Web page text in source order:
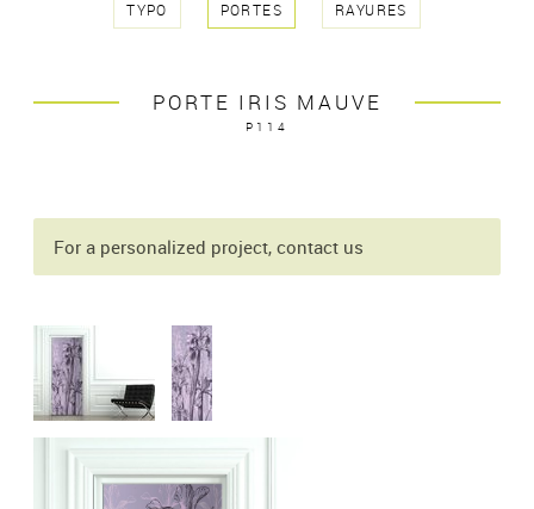
TYPO PORTES RAYURES
PORTE IRIS MAUVE
P114
For a personalized project, contact us